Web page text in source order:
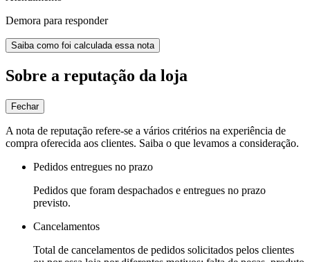
Demora para responder
Saiba como foi calculada essa nota
Sobre a reputação da loja
Fechar
A nota de reputação refere-se a vários critérios na experiência de
compra oferecida aos clientes. Saiba o que levamos a consideração.
Pedidos entregues no prazo
Pedidos que foram despachados e entregues no prazo
previsto.
Cancelamentos
Total de cancelamentos de pedidos solicitados pelos clientes